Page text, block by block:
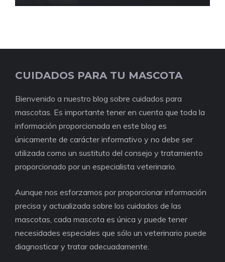
CUIDADOS PARA TU MASCOTA
Bienvenido a nuestro blog sobre cuidados para
mascotas. Es importante tener en cuenta que toda la
información proporcionada en este blog es
únicamente de carácter informativo y no debe ser
utilizada como un sustituto del consejo y tratamiento
proporcionado por un especialista veterinario.
Aunque nos esforzamos por proporcionar información
precisa y actualizada sobre los cuidados de las
mascotas, cada mascota es única y puede tener
necesidades especiales que sólo un veterinario puede
diagnosticar y tratar adecuadamente.